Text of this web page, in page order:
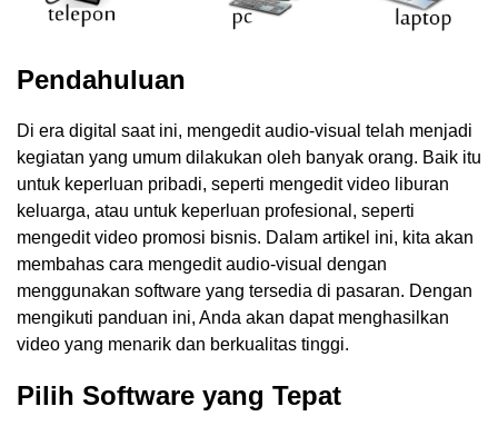
Pendahuluan
Di era digital saat ini, mengedit audio-visual telah menjadi
kegiatan yang umum dilakukan oleh banyak orang. Baik itu
untuk keperluan pribadi, seperti mengedit video liburan
keluarga, atau untuk keperluan profesional, seperti
mengedit video promosi bisnis. Dalam artikel ini, kita akan
membahas cara mengedit audio-visual dengan
menggunakan software yang tersedia di pasaran. Dengan
mengikuti panduan ini, Anda akan dapat menghasilkan
video yang menarik dan berkualitas tinggi.
Pilih Software yang Tepat